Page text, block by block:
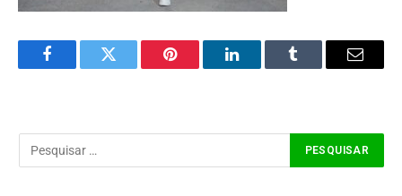
FacebookTwitter Pinterest LinkedInTumblr Email